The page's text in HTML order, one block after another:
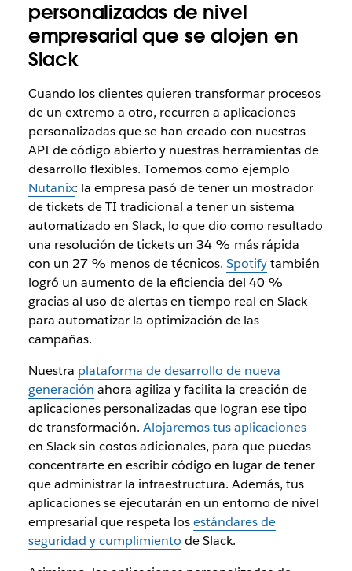
personalizadas de nivel
empresarial que se alojen en
Slack
Cuando los clientes quieren transformar procesos
de un extremo a otro, recurren a aplicaciones
personalizadas que se han creado con nuestras
API de código abierto y nuestras herramientas de
desarrollo flexibles. Tomemos como ejemplo
Nutanix: la empresa pasó de tener un mostrador
de tickets de TI tradicional a tener un sistema
automatizado en Slack, lo que dio como resultado
una resolución de tickets un 34 % más rápida
con un 27 % menos de técnicos. Spotifytambién
logró un aumento de la eficiencia del 40 %
gracias al uso de alertas en tiempo real en Slack
para automatizar la optimización de las
campañas.
Nuestra plataforma de desarrollo de nueva
generación ahora agiliza y facilita la creación de
aplicaciones personalizadas que logran ese tipo
de transformación. Alojaremos tus aplicaciones
en Slack sin costos adicionales, para que puedas
concentrarte en escribir código en lugar de tener
que administrar la infraestructura. Además, tus
aplicaciones se ejecutarán en un entorno de nivel
empresarial que respeta losestándares de
seguridad y cumplimiento de Slack.